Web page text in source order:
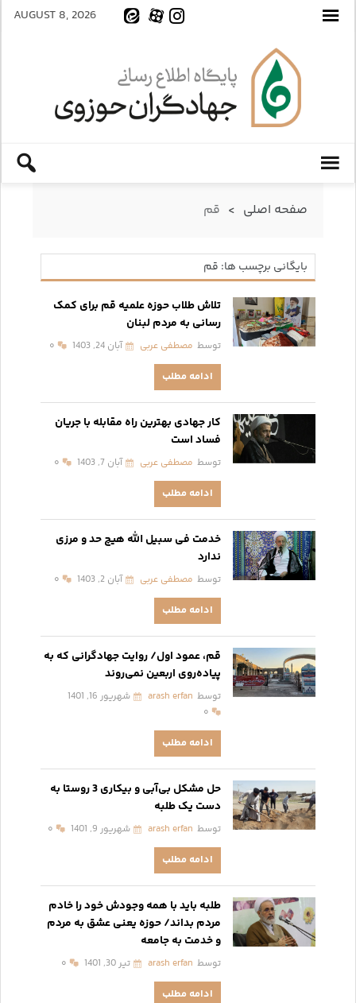
AUGUST 8, 2026
صفحه اصلی > قم
بایگانی برچسب ها: قم
تلاش طلاب حوزه علمیه قم برای کمک‌
رسانی به مردم لبنان
توسط مصطفی عربی آبان 24, 1403 ۰
ادامه مطلب
کار جهادی بهترین راه مقابله با جریان
فساد است
توسط مصطفی عربی آبان 7, 1403 ۰
ادامه مطلب
خدمت فی سبیل الله هیچ حد و مرزی
ندارد
توسط مصطفی عربی آبان 2, 1403 ۰
ادامه مطلب
قم، عمود اول/ روایت جهادگرانی که به
پیاده‌روی اربعین نمی‌روند
توسط arash erfan
شهریور 16, 1401
۰
ادامه مطلب
حل مشکل بی‌آبی و بیکاری 3 روستا به
دست یک طلبه
توسط arash erfan شهریور 9, 1401 ۰
ادامه مطلب
طلبه باید با همه وجودش خود را خادم
مردم بداند/ حوزه یعنی عشق به مردم
و خدمت به جامعه
توسط arash erfan تیر 30, 1401 ۰
ادامه مطلب